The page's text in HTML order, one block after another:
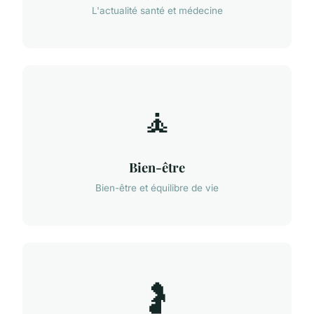
L'actualité santé et médecine
🧘
Bien-être
Bien-être et équilibre de vie
🤰